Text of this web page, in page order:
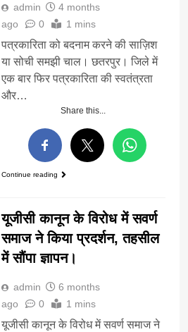
admin
4 months
ago
0 1 mins
पत्रकारिता को बदनाम करने की साज़िश
या सोची समझी चाल। छतरपुर। जिले में
एक बार फिर पत्रकारिता की स्वतंत्रता
और…
Share this...
Continue reading
यूजीसी कानून के विरोध में सवर्ण
समाज ने किया प्रदर्शन, तहसील
में सौंपा ज्ञापन।
admin
6 months
ago
0 1 mins
यूजीसी कानून के विरोध में सवर्ण समाज ने